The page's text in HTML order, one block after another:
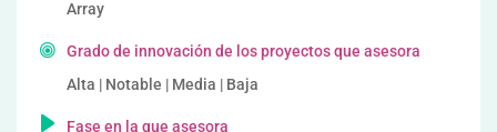
Array
Grado de innovación de los proyectos que asesora
Alta | Notable | Media | Baja
Fase en la que asesora